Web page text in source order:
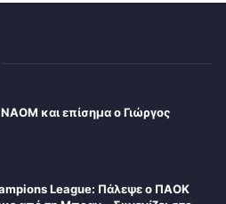
ΝΑΟΜ και επίσημα ο Γιώργος
League: Πάλεψε ο ΠΑΟΚ